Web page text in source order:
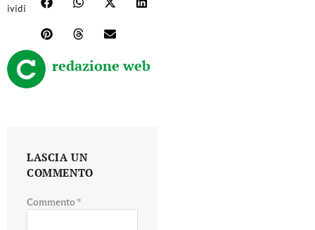
ividi
redazione web
LASCIA UN
COMMENTO
Commento *